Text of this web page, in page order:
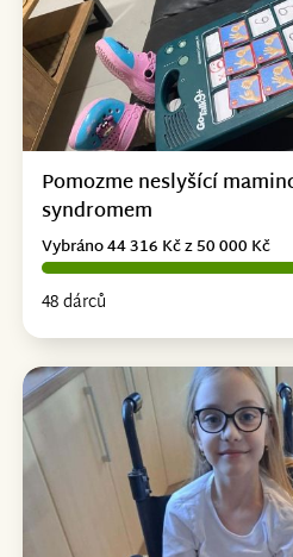
Pomozme neslyšící
syndromem
48 dárců
Vybráno 44 316 Kč z 50 000 Kč